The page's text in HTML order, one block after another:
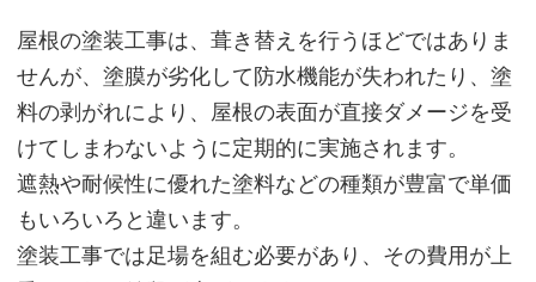
屋根の塗装工事は、葺き替えを行うほどではありま
せんが、塗膜が劣化して防水機能が失われたり、塗
料の剥がれにより、屋根の表面が直接ダメージを受
けてしまわないように定期的に実施されます。
遮熱や耐候性に優れた塗料などの種類が豊富で単価
もいろいろと違います。
塗装工事では足場を組む必要があり、その費用が上